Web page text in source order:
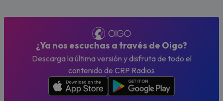
¿Ya nos escuchas a través de Oigo?
Descarga la última versión y disfruta de todo el
contenido de CRP Radios